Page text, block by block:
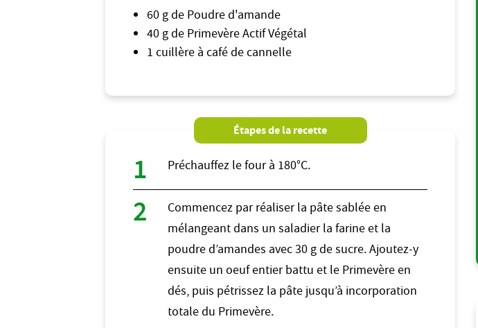
60 g de Poudre d'amande
40 g de Primevère Actif Végétal
1 cuillère à café de cannelle
Étapes de la recette
Préchauffez le four à 180°C.
Commencez par réaliser la pâte sablée en
mélangeant dans un saladier la farine et la
poudre d’amandes avec 30 g de sucre. Ajoutez-y
ensuite un oeuf entier battu et le Primevère en
dés, puis pétrissez la pâte jusqu’à incorporation
totale du Primevère.